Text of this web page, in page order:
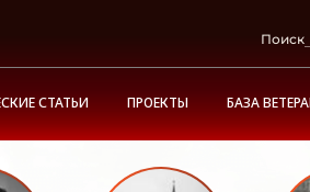
Поиск
СТАТЬИ ПРОЕКТЫ БАЗА